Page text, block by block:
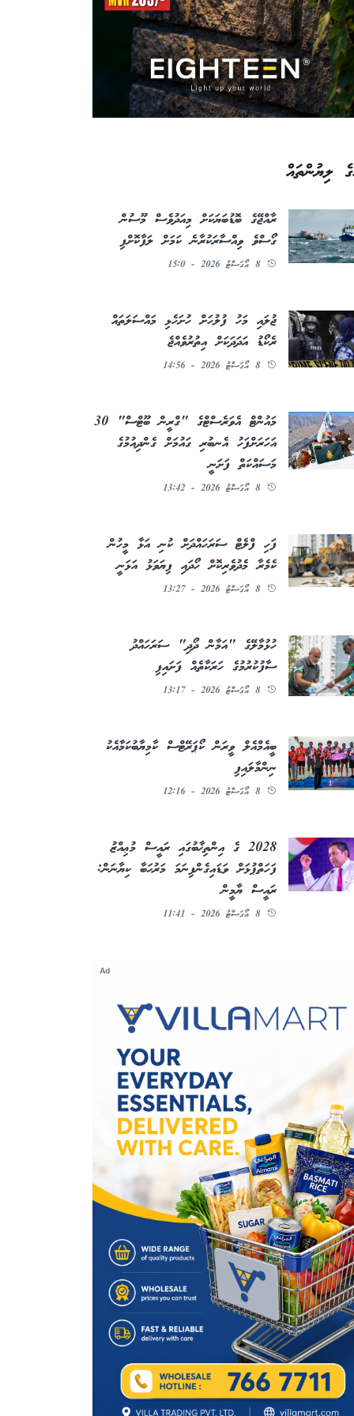
ލިޔުންތައް
ރާއްޖޭގެ ބޮޑުބަޔަކަށް މިއަދުވެސް މޫސުން
ގޯސްވެ ވިއްސާރަކުރާނެ ކަމަށް ލަފާކޮށްފި
8 އޯގަސްޓު 2026 - 15:0
ޖުލައި މަހު ފުލުހަށް ހުށަހެޅި މައްސަލަތައް
ރެކޯޑު އަދަދަކަށް އިތުރުވެއްޖެ
8 އޯގަސްޓު 2026 - 14:56
މައުންޓް އެވަރެސްޓްގެ "ގްރީން ބޫޓްސް" 30
އަހަރަށްފަހު އެނބުރި ގައުމަށް ގެންދިއުމުގެ
މަސައްކަތް ފަށަނީ
8 އޯގަސްޓު 2026 - 13:42
ފަހި ފްލެޓް ސަރަހައްދަށް ކުނި އަޅާ މީހުން
ކެމެރާ މެދުވެރިކޮށް ހޯދައި ފިޔަވަޅު އަޅަނީ
8 އޯގަސްޓު 2026 - 13:27
ހުޅުމާލޭގެ "އަމާން ދޯދި" ސަރަހައްދު
ސާފުކުރުމުގެ ހަރަކާތެއް ފަށައިފި
8 އޯގަސްޓު 2026 - 13:17
ބީއެމްއެލް ވީރަން ކޯޕަރޭޓްސް ކާމިޔާބުކަމާއެކު
ނިންމާލައިފި
8 އޯގަސްޓު 2026 - 12:16
2028 ގެ އިންތިޚާބުގައި ރައީސް މުޢިއްޒު
ފަހަތްޕުޅަށް ވަޑައިގެންފިނަމަ މަރުޙަބާ ކިޔާނަން:
ރައީސް ޔާމީން
8 އޯގަސްޓު 2026 - 11:41
Ad